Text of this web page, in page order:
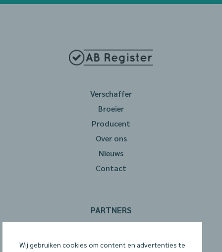
Verschaffer
Broeier
Producent
Over ons
Nieuws
Contact
PARTNERS
Wij gebruiken cookies om content en advertenties te